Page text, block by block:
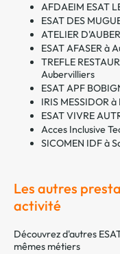
AFDAEIM ESAT
ESAT DES
ATELIER
ESAT AFASER à
TREFLE
Aubervilliers
ESAT APF
IRIS MESSIDOR
ESAT VIVRE
Acces Inclusive
SICOMEN IDF à
Les autres
activité
Découvrez d'autres
mêmes métiers